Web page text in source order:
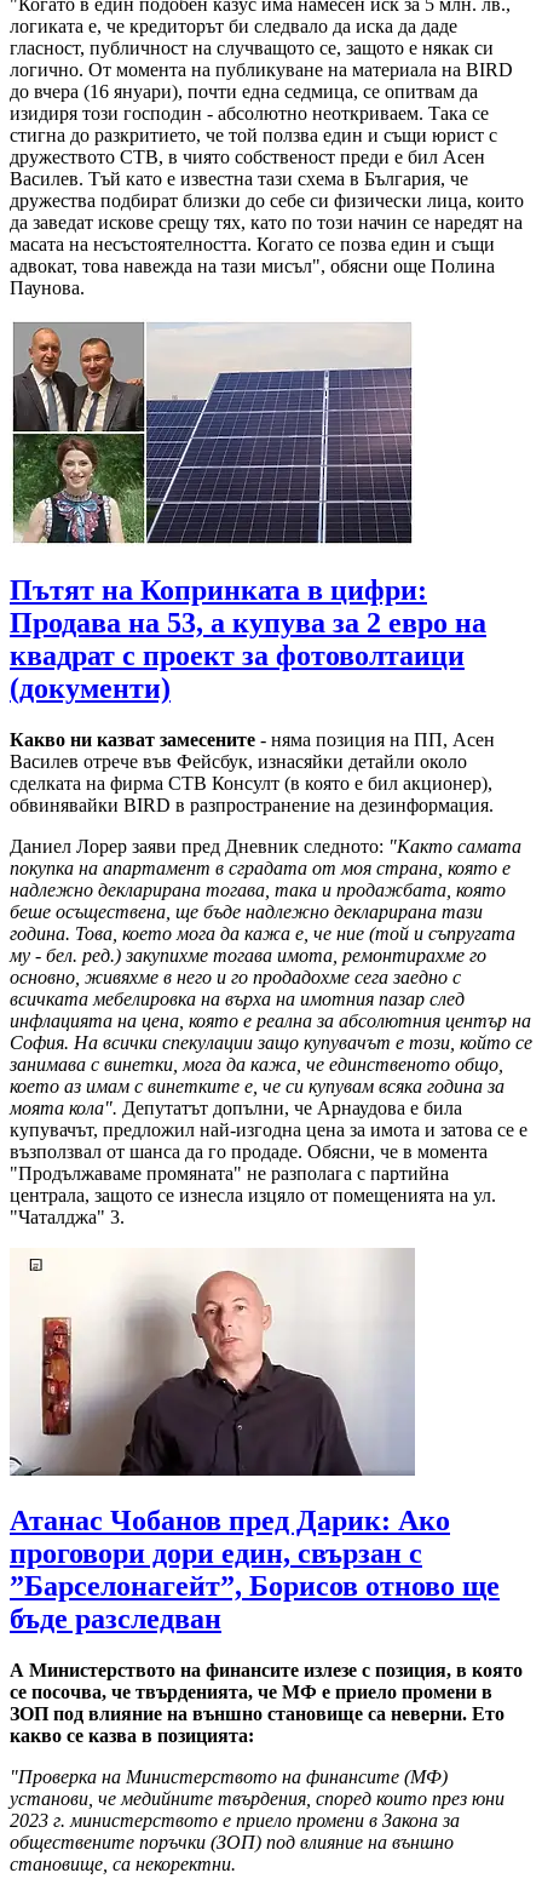
логиката е, че кредиторът би следвало да иска да даде
гласност, публичност на случващото се, защото е някак си
логично. От момента на публикуване на материала на BIRD
до вчера (16 януари), почти една седмица, се опитвам да
изидиря този господин - абсолютно неоткриваем. Така се
стигна до разкритието, че той ползва един и същи юрист с
дружеството СТВ, в чиято собственост преди е бил Асен
Василев. Тъй като е известна тази схема в България, че
дружества подбират близки до себе си физически лица, които
да заведат искове срещу тях, като по този начин се наредят на
масата на несъстоятелността. Когато се позва един и същи
адвокат, това навежда на тази мисъл", обясни още Полина
Паунова.
Пътят на Копринката в цифри:
Продава на 53, а купува за 2 евро на
квадрат с проект за фотоволтаици
(документи)
Какво ни казват замесените - няма позиция на ПП, Асен
Василев отрече във Фейсбук, изнасяйки детайли около
сделката на фирма СТB Консулт (в която е бил акционер),
обвинявайки BIRD в разпространение на дезинформация.
Даниел Лорер заяви пред Дневник следното: "Както самата
покупка на апартамент в сградата от моя страна, която е
надлежно декларирана тогава, така и продажбата, която
беше осъществена, ще бъде надлежно декларирана тази
година. Това, което мога да кажа е, че ние (той и съпругата
му - бел. ред.) закупихме тогава имота, ремонтирахме го
основно, живяхме в него и го продадохме сега заедно с
всичката мебелировка на върха на имотния пазар след
инфлацията на цена, която е реална за абсолютния център на
София. На всички спекулации защо купувачът е този, който се
занимава с винетки, мога да кажа, че единственото общо,
което аз имам с винетките е, че си купувам всяка година за
моята кола". Депутатът допълни, че Арнаудова е била
купувачът, предложил най-изгодна цена за имота и затова се е
възползвал от шанса да го продаде. Обясни, че в момента
"Продължаваме промяната" не разполага с партийна
централа, защото се изнесла изцяло от помещенията на ул.
"Чаталджа" 3.
Атанас Чобанов пред Дарик: Ако
проговори дори един, свързан с
”Барселонагейт”, Борисов отново ще
бъде разследван
А Министерството на финансите излезе с позиция, в която
се посочва, че твърденията, че МФ е приело промени в
ЗОП под влияние на външно становище са неверни. Ето
какво се казва в позицията:
"Проверка на Министерството на финансите (МФ)
установи, че медийните твърдения, според които през юни
2023 г. министерството е приело промени в Закона за
обществените поръчки (ЗОП) под влияние на външно
становище, са некоректни.